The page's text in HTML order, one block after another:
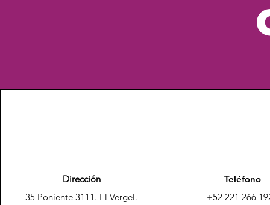
Dirección
35 Poniente 3111. El Vergel.
Teléfono
+52 221 266